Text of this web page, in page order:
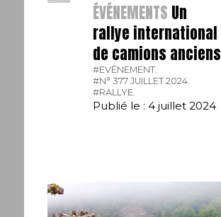
ÉVÉNEMENTS Un
rallye international
de camions anciens
#EVÉNEMENT.
#N° 377 JUILLET 2024.
#RALLYE.
Publié le : 4 juillet 2024